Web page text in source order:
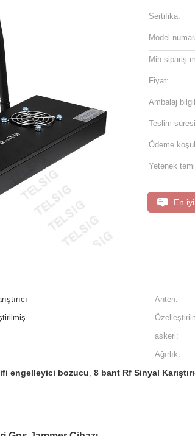
Sertifika:
Model
Min sipariş
Fiyat:
Ambalaj
Teslim
Ödeme
Yetenek
En
Anten:
askeri:
Ağırlık:
engelleyici bozucu, 8 bant Rf Sinyal